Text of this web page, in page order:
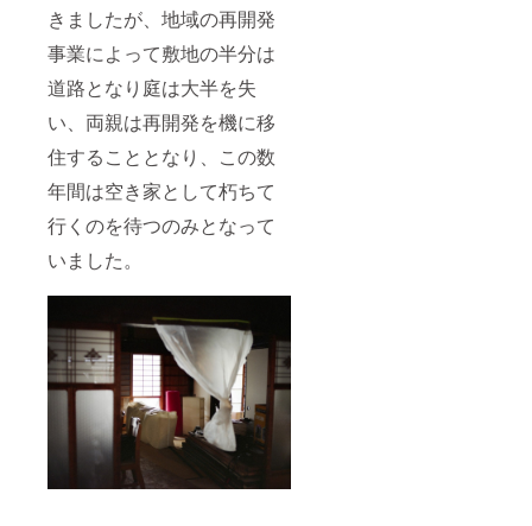
きましたが、地域の再開発
事業によって敷地の半分は
道路となり庭は大半を失
い、両親は再開発を機に移
住することとなり、この数
年間は空き家として朽ちて
行くのを待つのみとなって
いました。